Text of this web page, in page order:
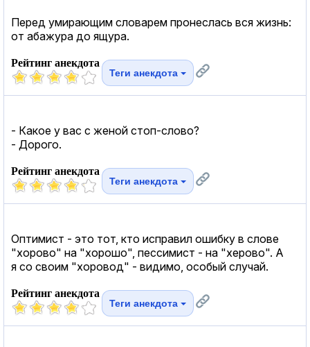
Перед умирающим словарем пронеслась вся жизнь:
от абажура до ящура.
Рейтинг анекдота
Теги анекдота
- Какое у вас с женой стоп-слово?
- Дорого.
Рейтинг анекдота
Теги анекдота
Оптимист - это тот, кто исправил ошибку в слове
"хорово" на "хорошо", пессимист - на "херово". А
я со своим "хоровод" - видимо, особый случай.
Рейтинг анекдота
Теги анекдота